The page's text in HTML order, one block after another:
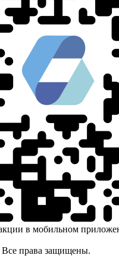
в мобильном
права защищены.